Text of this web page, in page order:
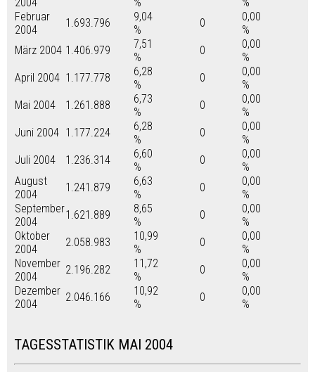
Februar
2004
1.693.796
9,04
%
0
0,00
%
März 2004 1.406.979
7,51
%
0
0,00
%
April 2004 1.177.778
6,28
%
0
0,00
%
Mai 2004
1.261.888
6,73
%
0
0,00
%
Juni 2004 1.177.224
6,28
%
0
0,00
%
Juli 2004
1.236.314
6,60
%
0
0,00
%
August
2004
1.241.879
6,63
%
0
0,00
%
September
2004
1.621.889
8,65
%
0
0,00
%
Oktober
2004
2.058.983
10,99
%
0
0,00
%
November
2004
2.196.282
11,72
%
0
0,00
%
Dezember
2004
2.046.166
10,92
%
0
0,00
%
TAGESSTATISTIK MAI 2004